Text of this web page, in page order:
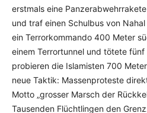
erstmals eine
und traf einen Schulbus von
ein Terrorkommando 400 Meter
einem Terrortunnel und tötete
probieren die Islamisten 700
neue Taktik: Massenproteste
Motto „grosser Marsch der
Tausenden Flüchtlingen den